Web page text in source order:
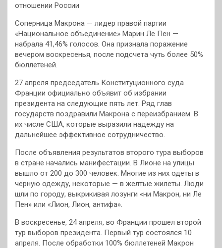
отношении России
Соперница Макрона — лидер правой партии
«Национальное объединение» Марин Ле Пен —
набрала 41,46% голосов. Она признала поражение
вечером воскресенья, после подсчета чуть более 50%
бюллетеней.
27 апреля председатель Конституционного суда
Франции официально объявит об избрании
президента на следующие пять лет. Ряд глав
государств поздравили Макрона с переизбранием. В
их числе США, которые выразили надежду на
дальнейшее эффективное сотрудничество.
После объявления результатов второго тура выборов
в стране начались манифестации. В Лионе на улицы
вышло от 200 до 300 человек. Многие из них одеты в
черную одежду, некоторые — в желтые жилеты. Люди
шли по городу, выкрикивая лозунги «ни Макрон, ни Ле
Пен» или «Лион, Лион, антифа».
В воскресенье, 24 апреля, во Франции прошел второй
тур выборов президента. Первый тур состоялся 10
апреля. После обработки 100% бюллетеней Макрон